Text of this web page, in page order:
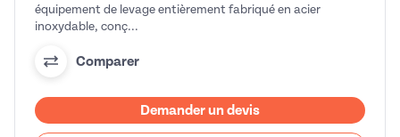
équipement de levage entièrement fabriqué en acier
inoxydable, conç...
Comparer
Demander un devis